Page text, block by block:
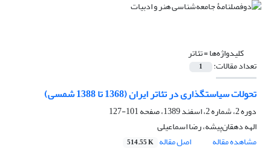
کلیدواژه‌ها =تئاتر
تعداد مقالات: 1
تحولات سیاستگذاری در تئاتر ایران (1368 تا 1388 شمسی)
دوره 2، شماره 2، اسفند 1389، صفحه
101-127
الهه دهقان‌پیشه، رضا اسماعیلی
مشاهده مقاله
اصل مقاله 514.55 K